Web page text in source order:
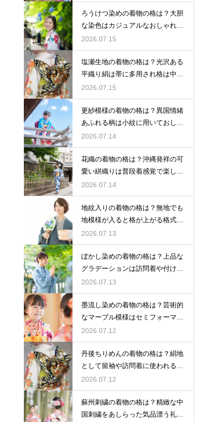
ろうけつ染めの着物の格は？大胆
な染色はカジュアルなおしゃれ着
に最適
2026.07.15
塩瀬生地の着物の格は？光沢ある
平織り絹は帯に多用され格は中位
程度
2026.07.15
更紗模様の着物の格は？異国情緒
あふれる柄は小紋に用いておしゃ
れ着向き
2026.07.14
花織の着物の格は？沖縄発祥の可
愛い絣織りは普段着感覚で楽しめ
る
2026.07.14
地紋入りの着物の格は？無地でも
地模様が入ると格が上がる格式を
解説
2026.07.13
ぼかし染めの着物の格は？上品な
グラデーションは訪問着や付け下
げで格調アップ
2026.07.13
墨流し染めの着物の格は？芸術的
なマーブル模様はセミフォーマル
な装いにも映える
2026.07.12
丹後ちりめんの着物の格は？絹地
として留袖や訪問着に使われる高
級素材
2026.07.12
蘇州刺繍の着物の格は？精緻な中
国刺繍をあしらった気品漂う礼装